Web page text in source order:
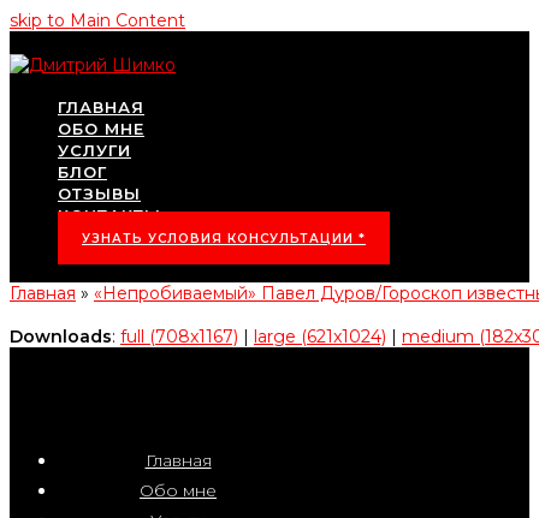
skip to Main Content
ГЛАВНАЯ
ОБО МНЕ
УСЛУГИ
БЛОГ
ОТЗЫВЫ
КОНТАКТЫ
УЗНАТЬ УСЛОВИЯ КОНСУЛЬТАЦИИ *
Главная » «Непробиваемый» Павел Дуров/Гороскоп
Downloads: full (708x1167) | large (621x1024) | medium
Главная
Обо мне